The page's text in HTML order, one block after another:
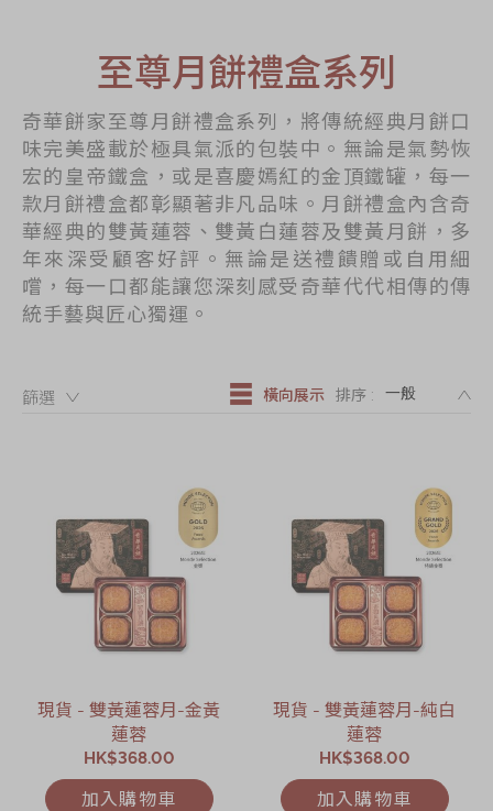
節日時令食品
茗茶系列
奇華迪士尼禮盒
奇華LINE
FRIENDS禮盒
所有產品
產品價目表
至尊月餅禮盒系列
奇華餅家至尊月餅禮盒系列，將傳統經典月餅口
味完美盛載於極具氣派的包裝中。無論是氣勢恢
宏的皇帝鐵盒，或是喜慶嫣紅的金頂鐵罐，每一
款月餅禮盒都彰顯著非凡品味。月餅禮盒內含奇
華經典的雙黃蓮蓉、雙黃白蓮蓉及雙黃月餅，多
年來深受顧客好評。無論是送禮饋贈或自用細
嚐，每一口都能讓您深刻感受奇華代代相傳的傳
統手藝與匠心獨運。
篩選： 橫向展示 排序 :
現貨 - 雙黃蓮蓉月-金黃
蓮蓉
HK$368.00
加入購物車
現貨 - 雙黃蓮蓉月-純白
蓮蓉
HK$368.00
加入購物車